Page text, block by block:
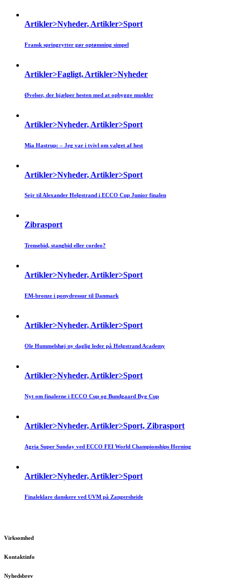
Artikler>Nyheder, Artikler>Sport
Fransk springrytter gør optømning simpel
Artikler>Fagligt, Artikler>Nyheder
Øvelser, der hjælper hesten med at opbygge muskler
Artikler>Nyheder, Artikler>Sport
Mia Hastrup: – Jeg var i tvivl om valget af hest
Artikler>Nyheder, Artikler>Sport
Sejr til Alexander Helgstrand i ECCO Cup Junior finalen
Zibrasport
Trensebid, stangbid eller cordeo?
Artikler>Nyheder, Artikler>Sport
EM-bronze i ponydressur til Danmark
Artikler>Nyheder, Artikler>Sport
Ole Hummelshøj ny daglig leder på Helgstrand Academy
Artikler>Nyheder, Artikler>Sport
Nyt om finalerne i ECCO Cup og Bundgaard Byg Cup
Artikler>Nyheder, Artikler>Sport, Zibrasport
Agria Super Sunday ved ECCO FEI World Championships Herning
Artikler>Nyheder, Artikler>Sport
Finaleklare danskere ved UVM på Zangersheide
Virksomhed
Kontaktinfo
Nyhedsbrev